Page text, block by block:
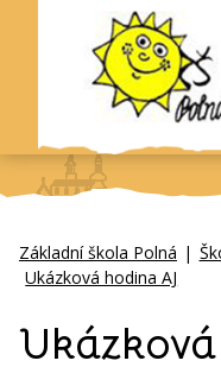
Základní škola Polná |
Ukázková hodina AJ